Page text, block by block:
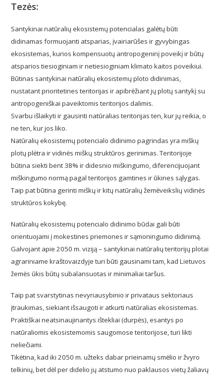
Tezės:
Santykinai natūralių ekosistemų potencialas galėtų būti
didinamas formuojanti atsparias, įvairiarūšes ir gyvybingas
ekosistemas, kurios kompensuotų antropogeninį poveikį ir būtų
atsparios tiesioginiam ir netiesioginiam klimato kaitos poveikiui.
Būtinas santykinai natūralių ekosistemų ploto didinimas,
nustatant prioritetines teritorijas ir apibrėžiant jų plotų santykį su
antropogeniškai paveiktomis teritorijos dalimis.
Svarbu išlaikyti ir gausinti natūralias teritorijas ten, kur jų reikia, o
ne ten, kur jos liko.
Natūralių ekosistemų potencialo didinimo pagrindas yra miškų
plotų plėtra ir vidinės miškų struktūros gerinimas. Teritorijoje
būtina siekti bent 38% ir didesnio miškingumo, diferencijuojant
miškingumo normą pagal teritorijos gamtines ir ūkines sąlygas.
Taip pat būtina gerinti miškų ir kitų natūralių žemėveikslių vidinės
struktūros kokybę.
Natūralių ekosistemų potencialo didinimo būdai gali būti
orientuojami į mokestines priemones ir sąmoningumo didinimą.
Galvojant apie 2050 m. viziją – santykinai natūralių teritorijų plotai
agrariniame kraštovaizdyje turi būti gausinami tam, kad Lietuvos
žemės ūkis būtų subalansuotas ir minimaliai taršus.
Taip pat svarstytinas nevyriausybinio ir privataus sektoriaus
įtraukimas, siekiant išsaugoti ir atkurti natūralias ekosistemas.
Praktiškai neatsinaujinantys ištekliai (durpės), esantys po
natūraliomis ekosistemomis saugomose teritorijose, turi likti
neliečiami.
Tikėtina, kad iki 2050 m. užteks dabar prieinamų smėlio ir žvyro
telkinių, bet dėl per didelio jų atstumo nuo paklausos vietų žaliavų